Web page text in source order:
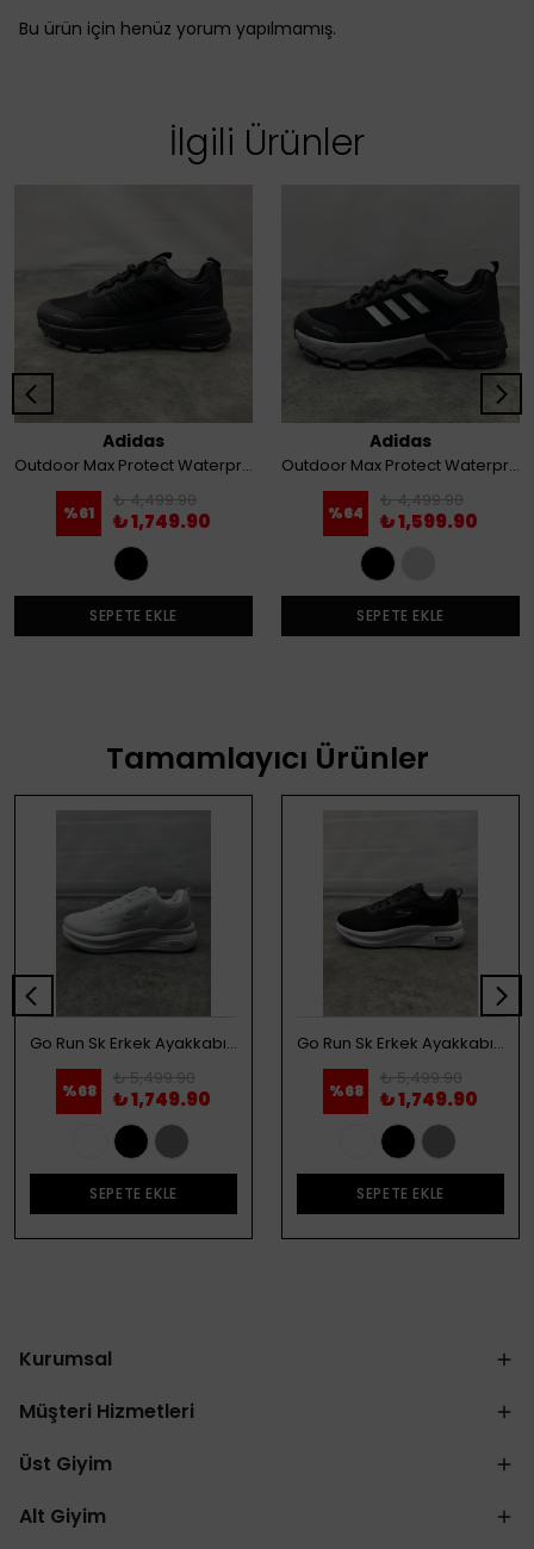
Bu ürün için henüz yorum yapılmamış.
İlgili Ürünler
Adidas
Outdoor Max Protect Waterproof
%61
₺ 4,499.90
₺ 1,749.90
SEPETE EKLE
Adidas
Outdoor Max Protect Waterproof
%64
₺ 4,499.90
₺ 1,599.90
SEPETE EKLE
Tamamlayıcı Ürünler
Go Run Sk Erkek Ayakkabı - Beyaz
%68
₺ 5,499.90
₺ 1,749.90
SEPETE EKLE
Go Run Sk Erkek Ayakkabı - Siyah
%68
₺ 5,499.90
₺ 1,749.90
SEPETE EKLE
Kurumsal
Müşteri Hizmetleri
Üst Giyim
Alt Giyim